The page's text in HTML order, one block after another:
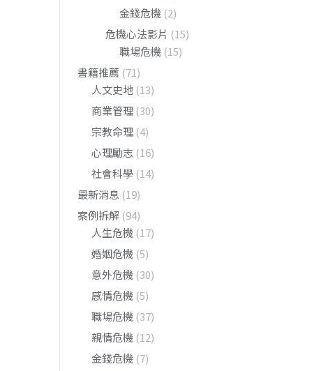
金錢危機 (2)
危機心法影片 (15)
職場危機 (15)
書籍推薦 (71)
人文史地 (13)
商業管理 (30)
宗教命理 (4)
心理勵志 (16)
社會科學 (14)
最新消息 (19)
案例拆解 (94)
人生危機 (17)
婚姻危機 (5)
意外危機 (30)
感情危機 (5)
職場危機 (37)
親情危機 (12)
金錢危機 (7)